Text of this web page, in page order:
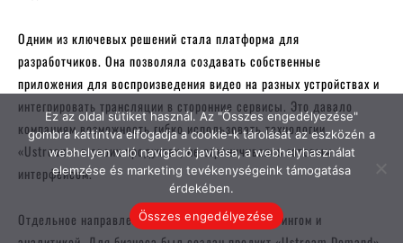
Ez az oldal sütiket használ. Az "Összes engedélyezése"
gombra kattintva elfogadja a cookie-k tárolását az eszközén a
webhelyen való navigáció javítása, a webhelyhasználat
elemzése és marketing tevékenységeink támogatása
érdekében.
Összes engedélyezése